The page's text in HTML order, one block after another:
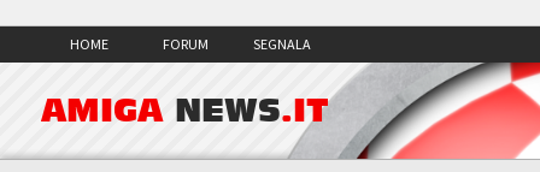
HOME FORUM SEGNALA
AMIGA NEWS.IT